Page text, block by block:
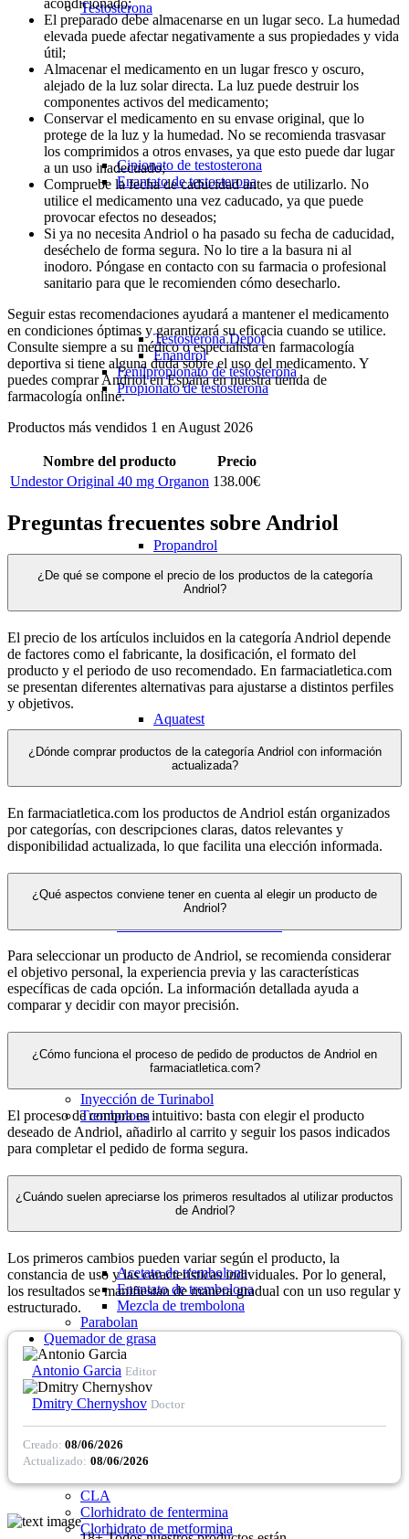
Testosterona
Cipionato de testosterona
Enantato de testosterona
Testosterona Depot
Enandrol
Fenilpropionato de testosterona
Propionato de testosterona
Propandrol
Aquatest
Sustanon 250
Sustandrol
Omnadren
Inyección de Turinabol
Trembolona
Acetato de trembolona
Enantato de trembolona
Mezcla de trembolona
Parabolan
Quemador de grasa
CLA
Clorhidrato de fentermina
Clorhidrato de metformina
acondicionado;
El preparado debe almacenarse en un lugar seco. La humedad
elevada puede afectar negativamente a sus propiedades y vida
útil;
Almacenar el medicamento en un lugar fresco y oscuro,
alejado de la luz solar directa. La luz puede destruir los
componentes activos del medicamento;
Conservar el medicamento en su envase original, que lo
protege de la luz y la humedad. No se recomienda trasvasar
los comprimidos a otros envases, ya que esto puede dar lugar
a un uso inadecuado;
Compruebe la fecha de caducidad antes de utilizarlo. No
utilice el medicamento una vez caducado, ya que puede
provocar efectos no deseados;
Si ya no necesita Andriol o ha pasado su fecha de caducidad,
deséchelo de forma segura. No lo tire a la basura ni al
inodoro. Póngase en contacto con su farmacia o profesional
sanitario para que le recomienden cómo desecharlo.
Seguir estas recomendaciones ayudará a mantener el medicamento
en condiciones óptimas y garantizará su eficacia cuando se utilice.
Consulte siempre a su médico o especialista en farmacología
deportiva si tiene alguna duda sobre el uso del medicamento. Y
puedes comprar Andriol en España en nuestra tienda de
farmacología online.
Productos más vendidos 1 en August 2026
Nombre del producto
Precio
Undestor Original 40 mg Organon 138.00€
Preguntas frecuentes sobre Andriol
¿De qué se compone el precio de los productos de la categoría
Andriol?
El precio de los artículos incluidos en la categoría Andriol depende
de factores como el fabricante, la dosificación, el formato del
producto y el periodo de uso recomendado. En farmaciatletica.com
se presentan diferentes alternativas para ajustarse a distintos perfiles
y objetivos.
¿Dónde comprar productos de la categoría Andriol con información
actualizada?
En farmaciatletica.com los productos de Andriol están organizados
por categorías, con descripciones claras, datos relevantes y
disponibilidad actualizada, lo que facilita una elección informada.
¿Qué aspectos conviene tener en cuenta al elegir un producto de
Andriol?
Para seleccionar un producto de Andriol, se recomienda considerar
el objetivo personal, la experiencia previa y las características
específicas de cada opción. La información detallada ayuda a
comparar y decidir con mayor precisión.
¿Cómo funciona el proceso de pedido de productos de Andriol en
farmaciatletica.com?
El proceso de compra es intuitivo: basta con elegir el producto
deseado de Andriol, añadirlo al carrito y seguir los pasos indicados
para completar el pedido de forma segura.
¿Cuándo suelen apreciarse los primeros resultados al utilizar productos
de Andriol?
Los primeros cambios pueden variar según el producto, la
constancia de uso y las características individuales. Por lo general,
los resultados se manifiestan de manera gradual con un uso regular y
estructurado.
Creado: 08/06/2026
Actualizado: 08/06/2026
Antonio Garcia Editor
Dmitry Chernyshov Doctor